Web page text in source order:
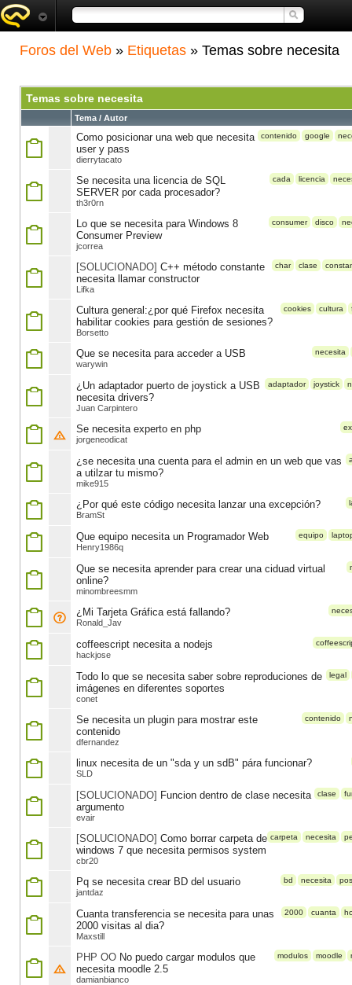
Foros del Web » Etiquetas » Temas sobre necesita
Temas sobre necesita
Tema / Autor
contenido google
Como posicionar una web que necesita
user y pass
dierrytacato
cada licencia
Se necesita una licencia de SQL
SERVER por cada procesador?
th3r0rn
consumer disco
Lo que se necesita para Windows 8
Consumer Preview
jcorrea
char clase
[SOLUCIONADO] C++ método constante
necesita llamar constructor
Lifka
cookies cultura
Cultura general:¿por qué Firefox necesita
habilitar cookies para gestión de sesiones?
Borsetto
necesita
Que se necesita para acceder a USB
warywin
adaptador joystick
¿Un adaptador puerto de joystick a USB
necesita drivers?
Juan Carpintero
Se necesita experto en php
jorgeneodicat
¿se necesita una cuenta para el admin en un web que vas
a utilzar tu mismo?
mike915
¿Por qué este código necesita lanzar una excepción?
BramSt
equipo
Que equipo necesita un Programador Web
Henry1986q
Que se necesita aprender para crear una ciduad virtual
online?
minombreesmm
¿Mi Tarjeta Gráfica está fallando?
Ronald_Jav
coffeescript necesita a nodejs
hackjose
legal
Todo lo que se necesita saber sobre reproduciones de
imágenes en diferentes soportes
conet
contenido
Se necesita un plugin para mostrar este
contenido
dfernandez
linux necesita de un "sda y un sdB" pára funcionar?
SLD
clase
[SOLUCIONADO] Funcion dentro de clase necesita
argumento
evair
carpeta necesita
[SOLUCIONADO] Como borrar carpeta de
windows 7 que necesita permisos system
cbr20
bd necesita
Pq se necesita crear BD del usuario
jantdaz
2000 cuanta
Cuanta transferencia se necesita para unas
2000 visitas al dia?
Maxstill
modulos moodle
PHP OO No puedo cargar modulos que
necesita moodle 2.5
damianbianco